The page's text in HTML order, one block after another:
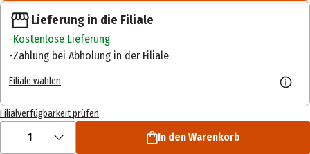
Lieferung in die Filiale
Kostenlose Lieferung
Zahlung bei Abholung in der Filiale
Filiale wählen
Filialverfügbarkeit prüfen
1 In den Warenkorb